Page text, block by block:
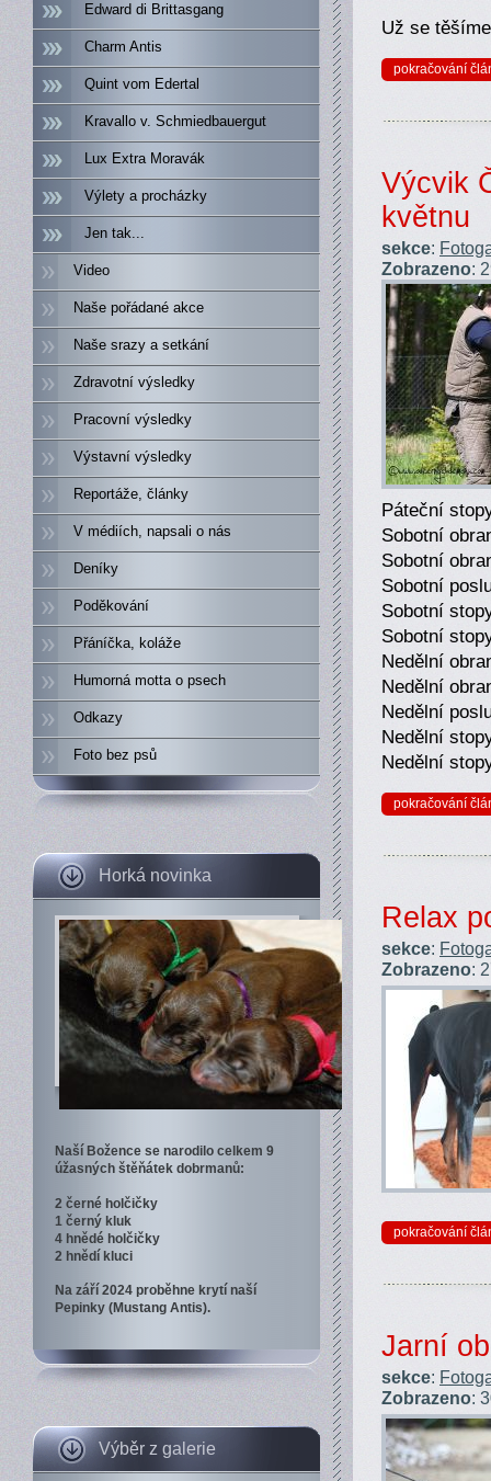
Edward di Brittasgang
Charm Antis
Quint vom Edertal
Kravallo v. Schmiedbauergut
Lux Extra Moravák
Výlety a procházky
Jen tak...
Video
Naše pořádané akce
Naše srazy a setkání
Zdravotní výsledky
Pracovní výsledky
Výstavní výsledky
Reportáže, články
V médiích, napsali o nás
Deníky
Poděkování
Přáníčka, koláže
Humorná motta o psech
Odkazy
Foto bez psů
Horká novinka
Naší Božence se narodilo celkem 9
úžasných štěňátek dobrmanů:
2 černé holčičky
1 černý kluk
4 hnědé holčičky
2 hnědí kluci
Na září 2024 proběhne krytí naší
Pepinky (Mustang Antis).
Výběr z galerie
Už se
pokračování
Výcvik
květnu
sekce:
Zobrazeno:
Páteční
Sobotní
Sobotní
Sobotní
Sobotní
Sobotní
Nedělní
Nedělní
Nedělní
Nedělní
Nedělní
pokračování
Relax
sekce:
Zobrazeno:
pokračování
Jarní
sekce:
Zobrazeno: